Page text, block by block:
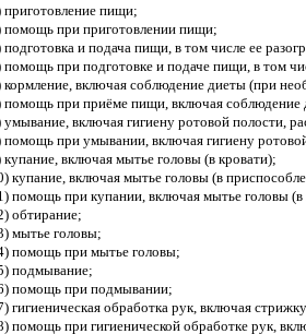
приготовление пищи;
помощь при приготовлении пищи;
подготовка и подача пищи, в том числе ее
помощь при подготовке и подаче пищи, в том
кормление, включая соблюдение диеты (при
помощь при приёме пищи, включая соблюдение
умывание, включая гигиену ротовой полости,
помощь при умывании, включая гигиену
купание, включая мытье головы (в кровати);
купание, включая мытье головы (в
помощь при купании, включая мытье головы
обтирание;
мытье головы;
помощь при мытье головы;
подмывание;
помощь при подмывании;
гигиеническая обработка рук, включая
помощь при гигиенической обработке рук,